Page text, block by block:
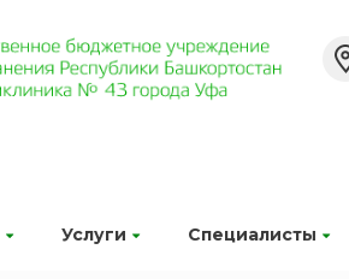
Услуги Специалисты